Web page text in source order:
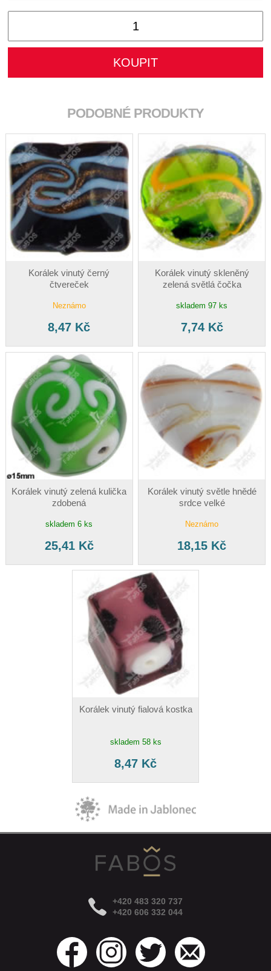
PODOBNÉ PRODUKTY
Korálek vinutý černý
čtvereček
Neznámo
8,47 Kč
Korálek vinutý skleněný
zelená světlá čočka
skladem 97 ks
7,74 Kč
Korálek vinutý zelená kulička
zdobená
skladem 6 ks
25,41 Kč
Korálek vinutý světle hnědé
srdce velké
Neznámo
18,15 Kč
Korálek vinutý fialová kostka
skladem 58 ks
8,47 Kč
+420 483 320 737
+420 606 332 044